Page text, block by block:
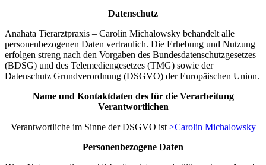
Datenschutz
Anahata Tierarztpraxis – Carolin Michalowsky behandelt alle
personenbezogenen Daten vertraulich. Die Erhebung und Nutzung
erfolgen streng nach den Vorgaben des Bundesdatenschutzgesetzes
(BDSG) und des Telemediengesetzes (TMG) sowie der
Datenschutz Grundverordnung (DSGVO) der Europäischen Union.
Name und Kontaktdaten des für die Verarbeitung
Verantwortlichen
Verantwortliche im Sinne der DSGVO ist >Carolin Michalowsky
Personenbezogene Daten